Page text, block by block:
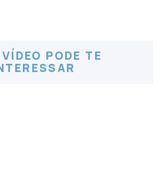
PODE TE